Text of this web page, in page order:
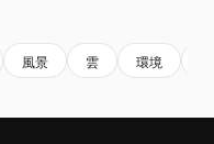
風景 雲 環境